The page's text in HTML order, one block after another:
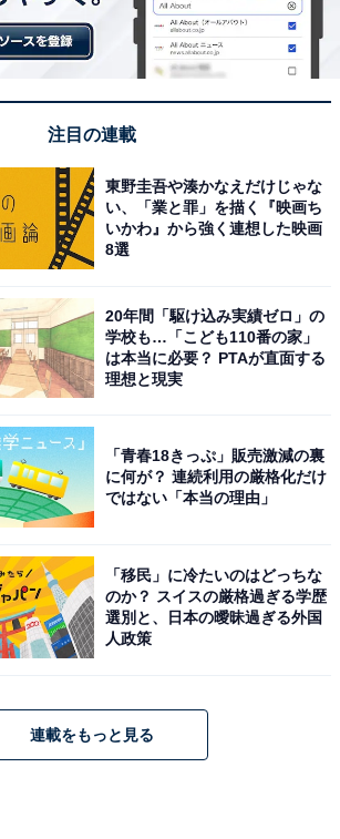
初めての車として購入したい」と思う日産の
ランキング！ 2位「日産リーフ」、1位は？
1
注目の連載
東野圭吾や湊かなえだけじゃな
い、「業と罪」を描く『映画ち
いかわ』から強く連想した映画
8選
20年間「駆け込み実績ゼロ」の
学校も…「こども110番の家」
は本当に必要？ PTAが直面する
理想と現実
「青春18きっぷ」販売激減の裏
に何が？ 連続利用の厳格化だけ
ではない「本当の理由」
「移民」に冷たいのはどっちな
のか？ スイスの厳格過ぎる学歴
選別と、日本の曖昧過ぎる外国
人政策
連載をもっと見る